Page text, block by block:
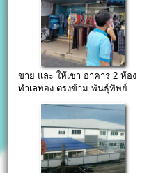
ขาย และ ให้เช่า อาคาร 2 ห้อง
ทำเลทอง ตรงข้าม พันธุ์ทิพย์